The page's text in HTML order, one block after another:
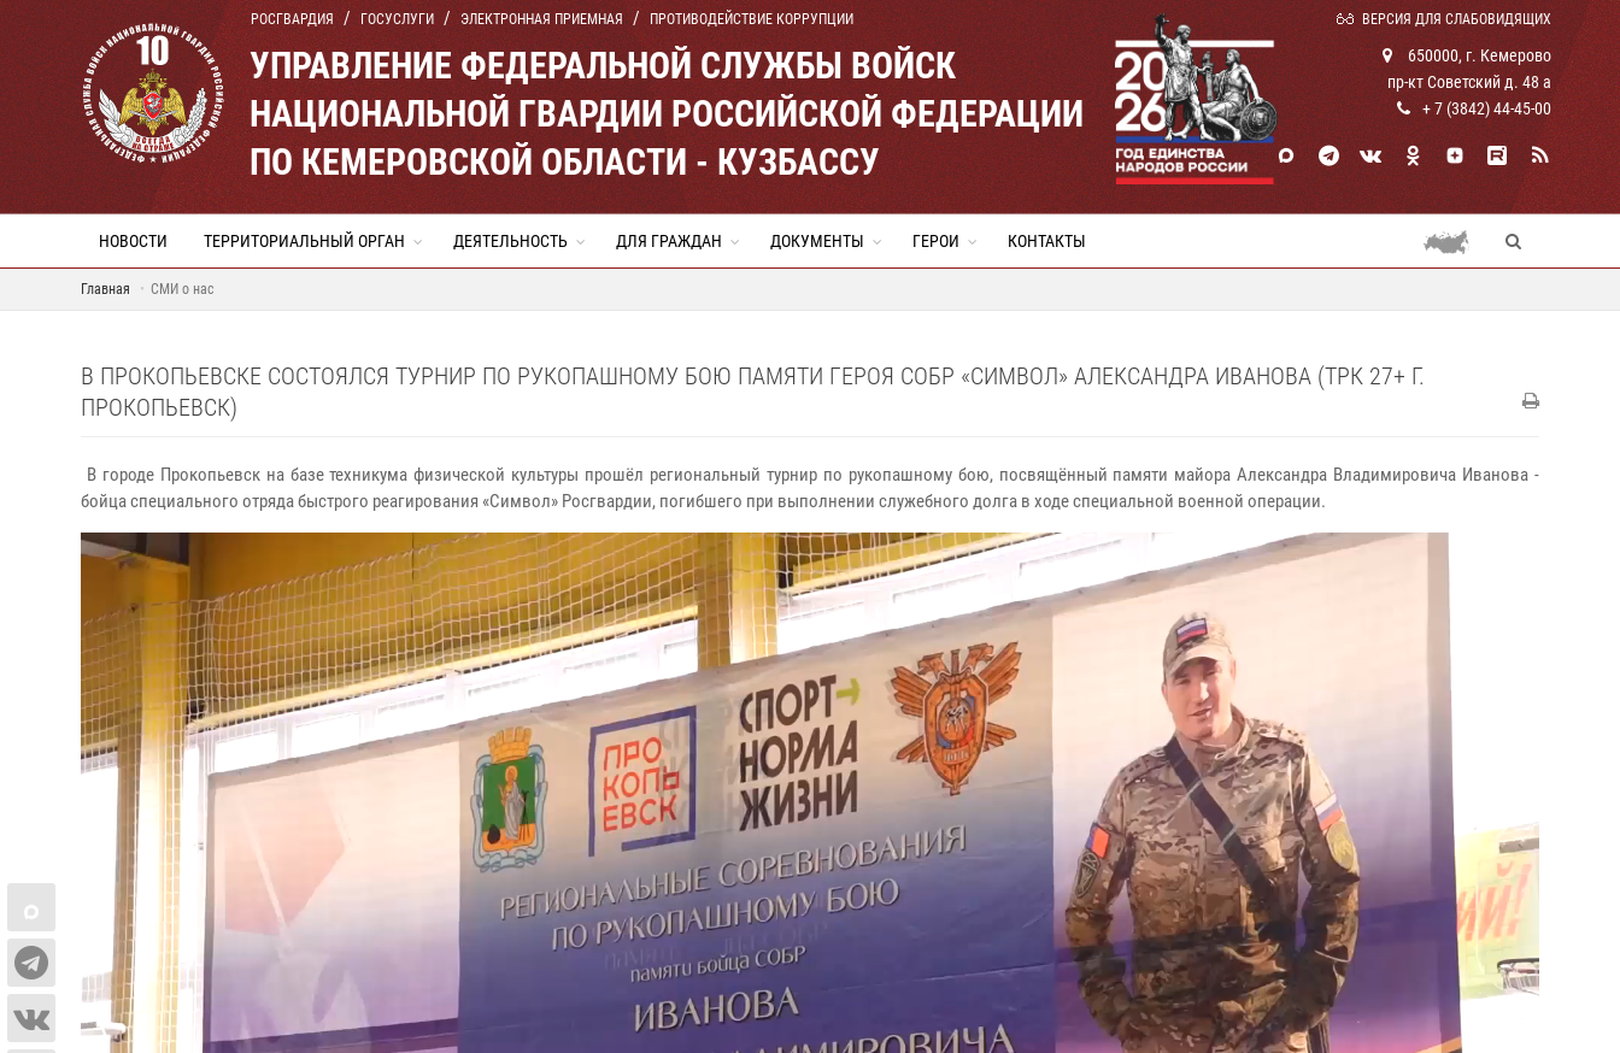
РОСГВАРДИЯ ГОСУСЛУГИ ЭЛЕКТРОННАЯ ПРИЕМНАЯ ПРОТИВОДЕЙСТВИЕ КОРРУПЦИИ ВЕРСИЯ ДЛЯ СЛАБОВИДЯЩИХ
УПРАВЛЕНИЕ ФЕДЕРАЛЬНОЙ СЛУЖБЫ ВОЙСК
НАЦИОНАЛЬНОЙ ГВАРДИИ РОССИЙСКОЙ ФЕДЕРАЦИИ
ПО КЕМЕРОВСКОЙ ОБЛАСТИ - КУЗБАССУ
650000, г. Кемерово
пр-кт Советский д. 48 а
+ 7 (3842) 44-45-00
НОВОСТИ ТЕРРИТОРИАЛЬНЫЙ ОРГАН ДЕЯТЕЛЬНОСТЬ ДЛЯ ГРАЖДАН ДОКУМЕНТЫ ГЕРОИ КОНТАКТЫ
Главная СМИ о нас
В ПРОКОПЬЕВСКЕ СОСТОЯЛСЯ ТУРНИР ПО РУКОПАШНОМУ БОЮ ПАМЯТИ ГЕРОЯ СОБР «СИМВОЛ» АЛЕКСАНДРА ИВАНОВА (ТРК 27+ Г.
ПРОКОПЬЕВСК)
В городе Прокопьевск на базе техникума физической культуры прошёл региональный турнир по рукопашному бою, посвящённый памяти майора Александра Владимировича Иванова -
бойца специального отряда быстрого реагирования «Символ» Росгвардии, погибшего при выполнении служебного долга в ходе специальной военной операции.